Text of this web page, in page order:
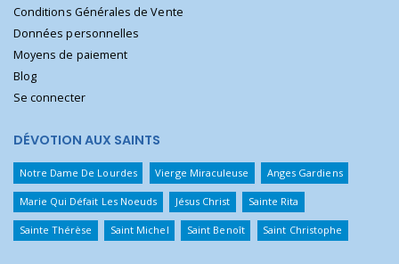
Conditions Générales de Vente
Données personnelles
Moyens de paiement
Blog
Se connecter
DÉVOTION AUX SAINTS
Notre Dame De Lourdes Vierge Miraculeuse Anges Gardiens
Marie Qui Défait Les Noeuds Jésus Christ Sainte Rita
Sainte Thérèse Saint Michel Saint Benoît Saint Christophe